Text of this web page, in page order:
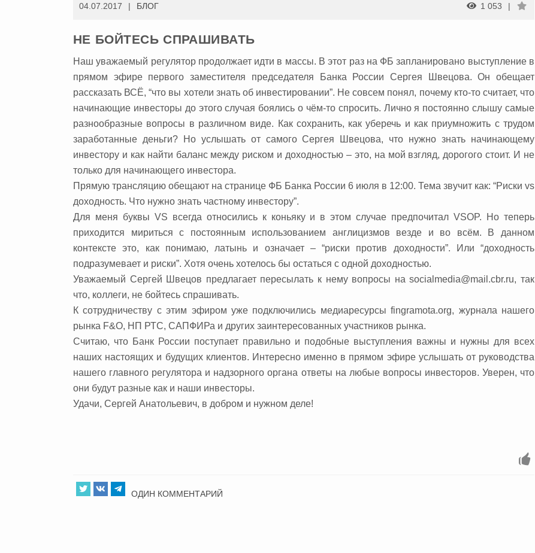
04.07.2017 БЛОГ 1 053
НЕ БОЙТЕСЬ СПРАШИВАТЬ
Наш уважаемый регулятор продолжает идти в массы. В этот раз на ФБ запланировано выступление в
прямом эфире первого заместителя председателя Банка России Сергея Швецова. Он обещает
рассказать ВСЁ, “что вы хотели знать об инвестировании”. Не совсем понял, почему кто-то считает, что
начинающие инвесторы до этого случая боялись о чём-то спросить. Лично я постоянно слышу самые
разнообразные вопросы в различном виде. Как сохранить, как уберечь и как приумножить с трудом
заработанные деньги? Но услышать от самого Сергея Швецова, что нужно знать начинающему
инвестору и как найти баланс между риском и доходностью – это, на мой взгляд, дорогого стоит. И не
только для начинающего инвестора.
Прямую трансляцию обещают на странице ФБ Банка России 6 июля в 12:00. Тема звучит как: “Риски vs
доходность. Что нужно знать частному инвестору”.
Для меня буквы VS всегда относились к коньяку и в этом случае предпочитал VSOP. Но теперь
приходится мириться с постоянным использованием англицизмов везде и во всём. В данном
контексте это, как понимаю, латынь и означает – “риски против доходности”. Или “доходность
подразумевает и риски”. Хотя очень хотелось бы остаться с одной доходностью.
Уважаемый Сергей Швецов предлагает пересылать к нему вопросы на socialmedia@mail.cbr.ru, так
что, коллеги, не бойтесь спрашивать.
К сотрудничеству с этим эфиром уже подключились медиаресурсы fingramota.org, журнала нашего
рынка F&O, НП РТС, САПФИРа и других заинтересованных участников рынка.
Считаю, что Банк России поступает правильно и подобные выступления важны и нужны для всех
наших настоящих и будущих клиентов. Интересно именно в прямом эфире услышать от руководства
нашего главного регулятора и надзорного органа ответы на любые вопросы инвесторов. Уверен, что
они будут разные как и наши инвесторы.
Удачи, Сергей Анатольевич, в добром и нужном деле!
ОДИН КОММЕНТАРИЙ